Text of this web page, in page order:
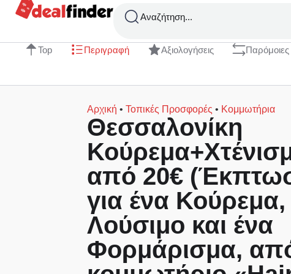
Αναζήτηση...
Top Περιγραφή Αξιολογήσεις Παρόμοιες
Αρχική • Τοπικές Προσφορές • Κομμωτήρια
Θεσσαλονίκη
από 20€
για ένα Κούρεμα,
Λούσιμο και ένα
Φορμάρισμα,